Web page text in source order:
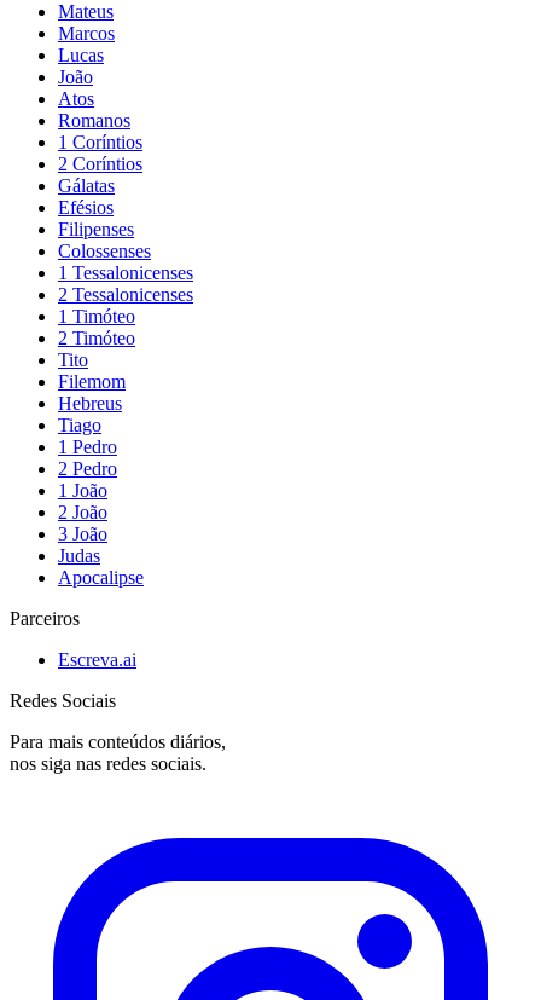
Mateus
Marcos
Lucas
João
Atos
Romanos
1 Coríntios
2 Coríntios
Gálatas
Efésios
Filipenses
Colossenses
1 Tessalonicenses
2 Tessalonicenses
1 Timóteo
2 Timóteo
Tito
Filemom
Hebreus
Tiago
1 Pedro
2 Pedro
1 João
2 João
3 João
Judas
Apocalipse
Parceiros
Escreva.ai
Redes Sociais
Para mais conteúdos diários,
nos siga nas redes sociais.